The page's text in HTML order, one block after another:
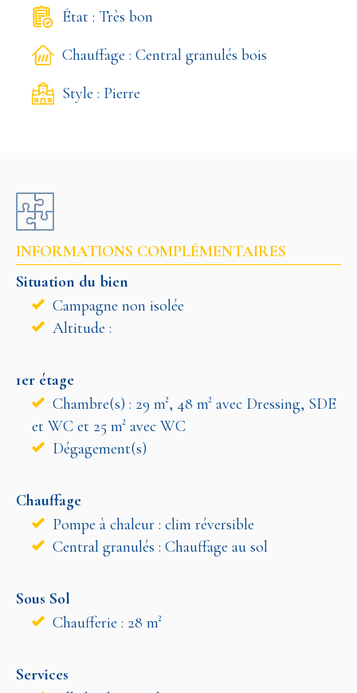
État : Très bon
Chauffage : Central granulés bois
Style : Pierre
INFORMATIONS COMPLÉMENTAIRES
Situation du bien
Campagne non isolée
Altitude :
1er étage
Chambre(s) : 29 m², 48 m² avec Dressing, SDE
et WC et 25 m² avec WC
Dégagement(s)
Chauffage
Pompe à chaleur : clim réversible
Central granulés : Chauffage au sol
Sous Sol
Chaufferie : 28 m²
Services